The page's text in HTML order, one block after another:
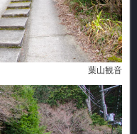
葉山観音